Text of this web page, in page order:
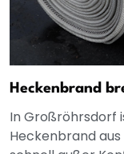
Heckenbrand
In Großröhrsdorf
Heckenbrand